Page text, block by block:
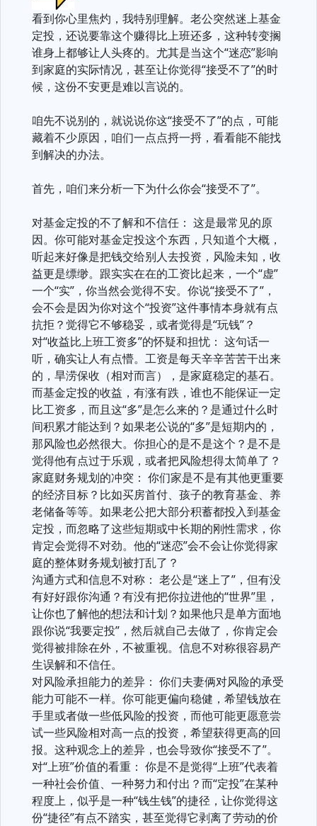
看到你心里焦灼，我特别理解。老公突然迷上基金
定投，还说要靠这个赚得比上班还多，这种转变搁
谁身上都够让人头疼的。尤其是当这个“迷恋”影响
到家庭的实际情况，甚至让你觉得“接受不了”的时
候，这份不安更是难以言说的。
咱先不说别的，就说说你这“接受不了”的点，可能
藏着不少原因，咱们一点点捋一捋，看看能不能找
到解决的办法。
首先，咱们来分析一下为什么你会“接受不了”。
对基金定投的不了解和不信任： 这是最常见的原
因。你可能对基金定投这个东西，只知道个大概，
听起来好像是把钱交给别人去投资，风险未知，收
益更是缥缈。跟实实在在的工资比起来，一个“虚”
一个“实”，你当然会觉得不安。你说“接受不了”，
会不会是因为你对这个“投资”这件事情本身就有点
抗拒？觉得它不够稳妥，或者觉得是“玩钱”？
对“收益比上班工资多”的怀疑和担忧： 这句话一
听，确实让人有点懵。工资是每天辛辛苦苦干出来
的，旱涝保收（相对而言），是家庭稳定的基石。
而基金定投的收益，有涨有跌，谁也不能保证一定
比工资多，而且这“多”是怎么来的？是通过什么时
间积累才能达到？如果老公说的“多”是短期内的，
那风险也必然很大。你担心的是不是这个？是不是
觉得他有点过于乐观，或者把风险想得太简单了？
家庭财务规划的冲突： 你们家是不是有其他更重要
的经济目标？比如买房首付、孩子的教育基金、养
老储备等等。如果老公把大部分积蓄都投入到基金
定投，而忽略了这些短期或中长期的刚性需求，你
肯定会觉得不对劲。他的“迷恋”会不会让你觉得家
庭的整体财务规划被打乱了？
沟通方式和信息不对称： 老公是“迷上了”，但有没
有好好跟你沟通？有没有把你拉进他的“世界”里，
让你也了解他的想法和计划？如果他只是单方面地
跟你说“我要定投”，然后就自己去做了，你肯定会
觉得被排除在外，不被重视。信息不对称很容易产
生误解和不信任。
对风险承担能力的差异： 你们夫妻俩对风险的承受
能力可能不一样。你可能更偏向稳健，希望钱放在
手里或者做一些低风险的投资，而他可能更愿意尝
试一些风险相对高一点的投资，希望获得更高的回
报。这种观念上的差异，也会导致你“接受不了”。
对“上班”价值的看重： 你是不是觉得“上班”代表着
一种社会价值、一种努力和付出？而“定投”在某种
程度上，似乎是一种“钱生钱”的捷径，让你觉得这
份“捷径”有点不踏实，甚至觉得它剥离了劳动的价